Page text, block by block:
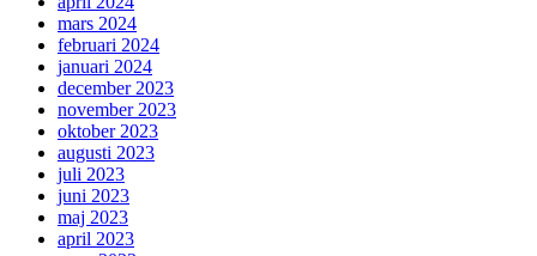
mars 2024
februari 2024
januari 2024
december 2023
november 2023
oktober 2023
augusti 2023
juli 2023
juni 2023
maj 2023
april 2023